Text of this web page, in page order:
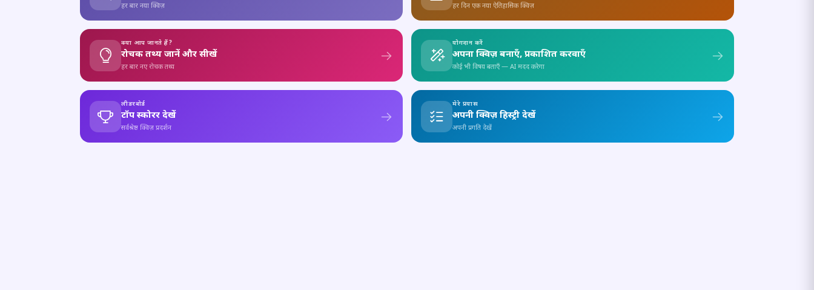
हर बार नया क्विज़ हर दिन एक नया ऐतिहासिक क्विज़
क्या आप जानते हैं?
रोचक तथ्य जानें और सीखें
हर बार नए रोचक तथ्य
योगदान करें
अपना क्विज़ बनाएँ, प्रकाशित करवाएँ
कोई भी विषय बताएँ — AI मदद करेगा
लीडरबोर्ड
टॉप स्कोरर देखें
सर्वश्रेष्ठ क्विज़ प्रदर्शन
मेरे प्रयास
अपनी क्विज़ हिस्ट्री देखें
अपनी प्रगति देखें